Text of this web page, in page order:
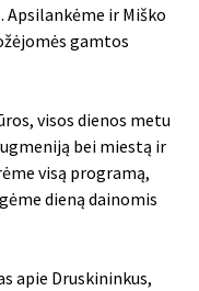
ir Miško
gamtos
visos dienos metu
bei miestą ir
visą programą,
dieną dainomis
apie Druskininkus,